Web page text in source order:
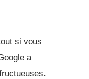
si vous
a